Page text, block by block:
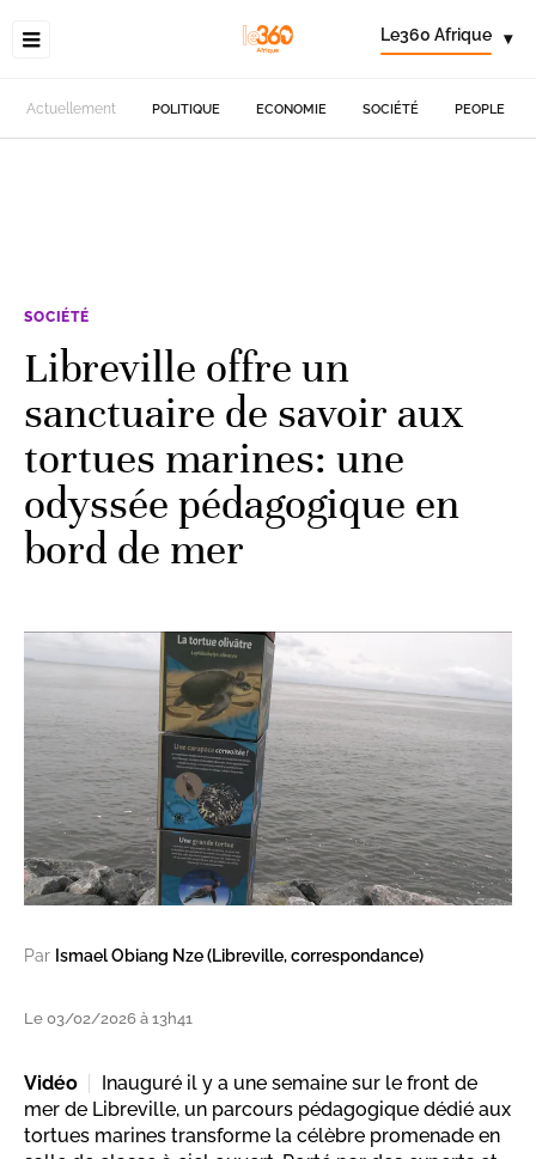
Le360 Afrique ▾
Actuellement POLITIQUE ECONOMIE SOCIÉTÉ PEOPLE
SOCIÉTÉ
Libreville offre un
sanctuaire de savoir aux
tortues marines: une
odyssée pédagogique en
bord de mer
Par Ismael Obiang Nze (Libreville, correspondance)
Le 03/02/2026 à 13h41
Vidéo
Inauguré il y a une semaine sur le front de
mer de Libreville, un parcours pédagogique dédié aux
tortues marines transforme la célèbre promenade en